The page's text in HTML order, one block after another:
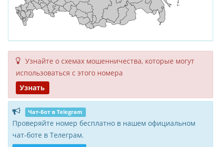
Узнайте о схемах мошенни­чества, кото­рые могут
исполь­зоваться с этого номера
Узнать
Чат-бот в Telegram
Проверяйте номер бесплатно в нашем официальном
чат-боте в Телеграм.